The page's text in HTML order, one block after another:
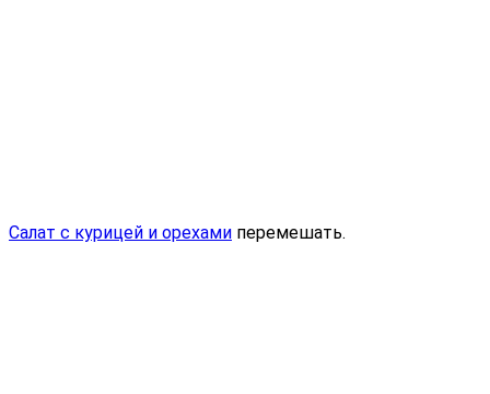
Салат с курицей и орехами перемешать.